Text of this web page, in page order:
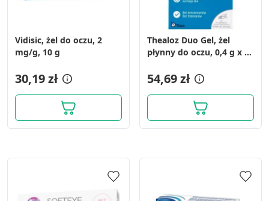
Vidisic, żel do oczu, 2
mg/g, 10 g
30,19 zł
Thealoz Duo Gel, żel
płynny do oczu, 0,4 g x 30
54,69 zł